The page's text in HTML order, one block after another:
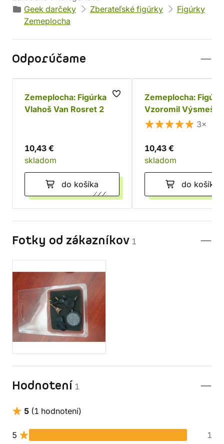
Geek darčeky
Zberateľské figúrky
Figúrky
Zemeplocha
Odporúčame
Zemeplocha: Figúrka
Vlahoš Van Rosret 2
10,43 €
skladom
do košíka
Zemeplocha:
Vzoromil Výsmešok
3×
10,43 €
skladom
do košíka
Fotky od zákazníkov 1
Hodnotení 1
5 (1 hodnotení)
5 1